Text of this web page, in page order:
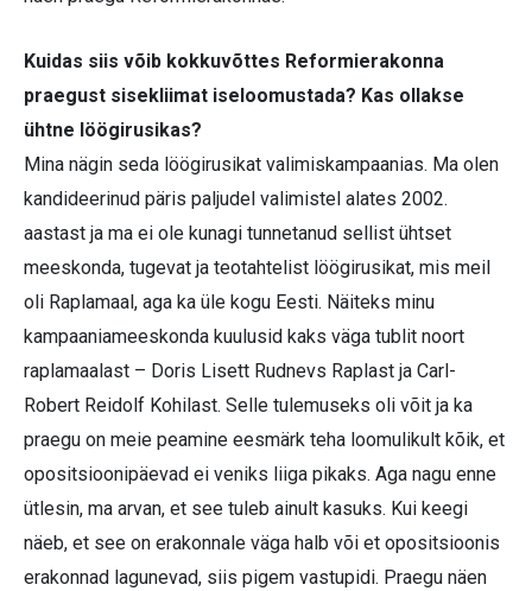
Kuidas siis võib kokkuvõttes Reformierakonna
praegust sisekliimat iseloomustada? Kas ollakse
ühtne löögirusikas?
Mina nägin seda löögirusikat valimiskampaanias. Ma olen
kandideerinud päris paljudel valimistel alates 2002.
aastast ja ma ei ole kunagi tunnetanud sellist ühtset
meeskonda, tugevat ja teotahtelist löögirusikat, mis meil
oli Raplamaal, aga ka üle kogu Eesti. Näiteks minu
kampaaniameeskonda kuulusid kaks väga tublit noort
raplamaalast – Doris Lisett Rudnevs Raplast ja Carl-
Robert Reidolf Kohilast. Selle tulemuseks oli võit ja ka
praegu on meie peamine eesmärk teha loomulikult kõik, et
opositsioonipäevad ei veniks liiga pikaks. Aga nagu enne
ütlesin, ma arvan, et see tuleb ainult kasuks. Kui keegi
näeb, et see on erakonnale väga halb või et opositsioonis
erakonnad lagunevad, siis pigem vastupidi. Praegu näen